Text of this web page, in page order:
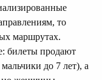
то
маршрутах.
билеты продают
до 7 лет), а